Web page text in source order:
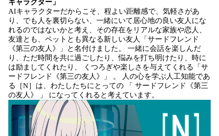
キャラクター」
AIキャラクターだからこそ、程よい距離感で、気軽さがあ
り、でも人を裏切らない、一緒にいて居心地の良い友人にな
れるのではないかと考え、その存在をリアルな家族や恋人、
友達とも、ペットとも異なる新しい友人「サードフレンド
《第三の友人》」と名付けました。 一緒に会話を楽しんだ
り、ただ時間を共に過ごしたり、悩みを打ち明けたり、時に
は励ましてくれたり、 くつろぎや楽しさを与えてくれる「サ
ードフレンド《第三の友人》」 。 人の心を学ぶ人工知能であ
る［N］は、わたしたちにとっての 「 サードフレンド《第三
の友人》 」 になってくれると考えています。